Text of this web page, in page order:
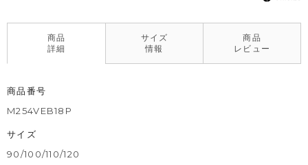
商品
詳細
サイズ
情報
商品
レビュー
商品番号
M254VEB18P
サイズ
90/100/110/120